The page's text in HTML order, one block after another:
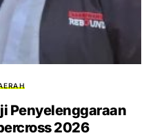
Penyelenggaraan
2026